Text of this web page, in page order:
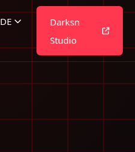
DE
Darksn
Studio